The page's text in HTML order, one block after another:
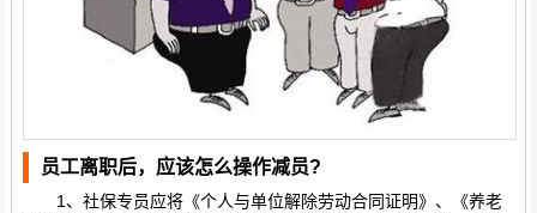
员工离职后，应该怎么操作减员?
1、社保专员应将《个人与单位解除劳动合同证明》、《养老